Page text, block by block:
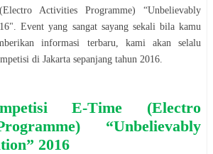
Activities Programme) “Unbelievably
". Event yang sangat sayang sekali bila kamu
informasi terbaru, kami akan selalu
di Jakarta sepanjang tahun 2016
E-Time (Electro
“Unbelievably
2016